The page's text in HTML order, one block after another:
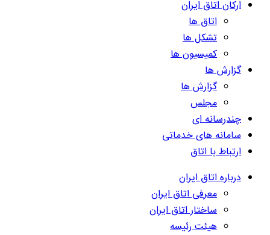
ارکان اتاق ایران
اتاق ها
تشکل ها
کمیسیون ها
گزارش ها
گزارش ها
مجلس
چندرسانه ای
سامانه های خدماتی
ارتباط با اتاق
درباره اتاق ایران
معرفی اتاق ایران
ساختار اتاق ایران
هیئت رئیسه